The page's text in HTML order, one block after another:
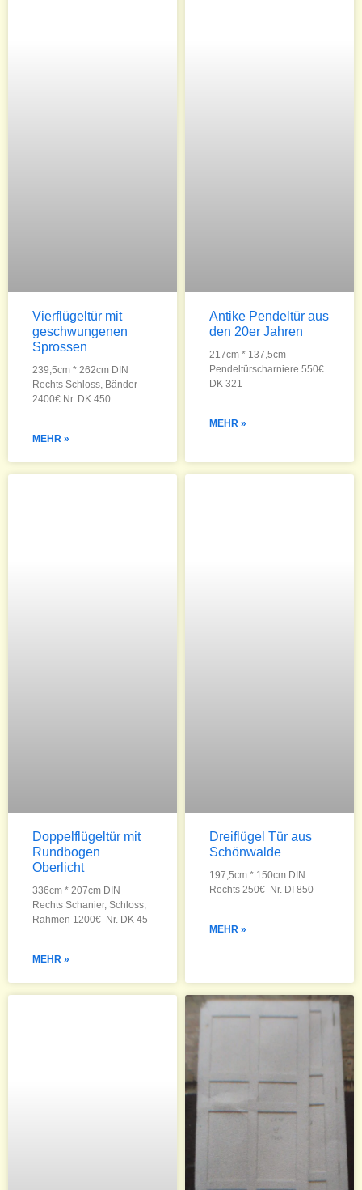
Vierflügeltür mit
geschwungenen
Sprossen
239,5cm * 262cm DIN
Rechts Schloss, Bänder
2400€ Nr. DK 450
MEHR »
Antike Pendeltür aus
den 20er Jahren
217cm * 137,5cm
Pendeltürscharniere 550€
DK 321
MEHR »
Doppelflügeltür mit
Rundbogen
Oberlicht
336cm * 207cm DIN
Rechts Schanier, Schloss,
Rahmen 1200€ Nr. DK 45
MEHR »
Dreiflügel Tür aus
Schönwalde
197,5cm * 150cm DIN
Rechts 250€ Nr. DI 850
MEHR »